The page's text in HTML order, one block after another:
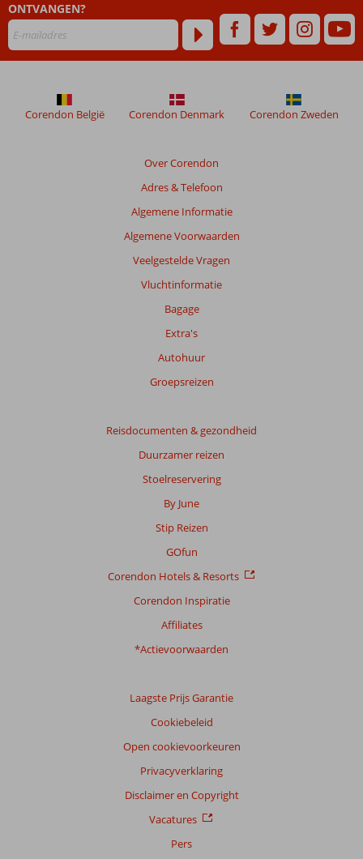
48
niet
weergegeven
om
ONTVANGEN?
Over Corendon
Adres & Telefoon
Algemene Informatie
Algemene Voorwaarden
Veelgestelde Vragen
Vluchtinformatie
Bagage
Extra's
Autohuur
Groepsreizen
Reisdocumenten & gezondheid
Duurzamer reizen
Stoelreservering
By June
Stip Reizen
GOfun
Corendon Hotels & Resorts
Corendon Inspiratie
Affiliates
*Actievoorwaarden
Laagste Prijs Garantie
Cookiebeleid
Open cookievoorkeuren
Privacyverklaring
Disclaimer en Copyright
Vacatures
Pers
Corendon België Corendon Denmark Corendon Zweden